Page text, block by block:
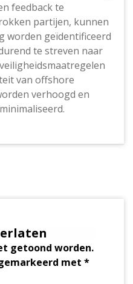
feedback te
partijen, kunnen
worden geïdentificeerd
te streven naar
van offshore
verhoogd en
getoond worden.
met *